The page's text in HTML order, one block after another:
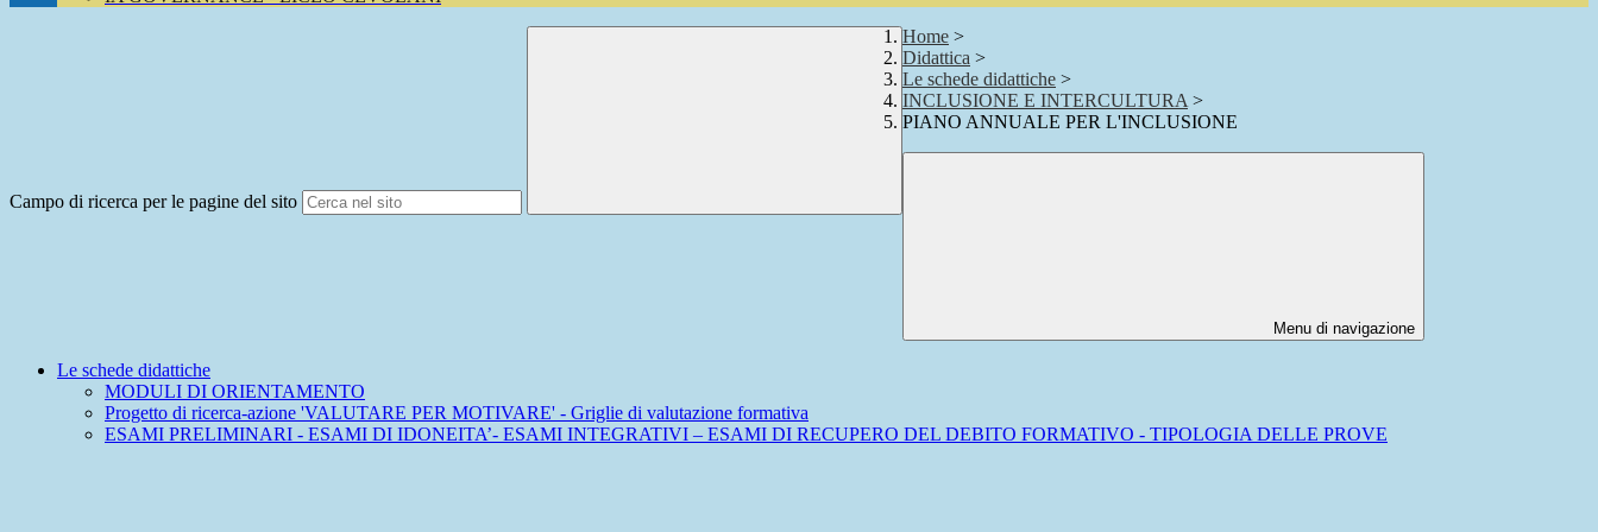
Campo di ricerca per le pagine del sito
Home >
Didattica >
Le schede didattiche >
INCLUSIONE E INTERCULTURA >
PIANO ANNUALE PER L'INCLUSIONE
Menu di navigazione
Le schede didattiche
MODULI DI ORIENTAMENTO
Progetto di ricerca-azione 'VALUTARE PER MOTIVARE' - Griglie di valutazione formativa
ESAMI PRELIMINARI - ESAMI DI IDONEITA’- ESAMI INTEGRATIVI – ESAMI DI RECUPERO DEL DEBITO FORMATIVO - TIPOLOGIA DELLE PROVE